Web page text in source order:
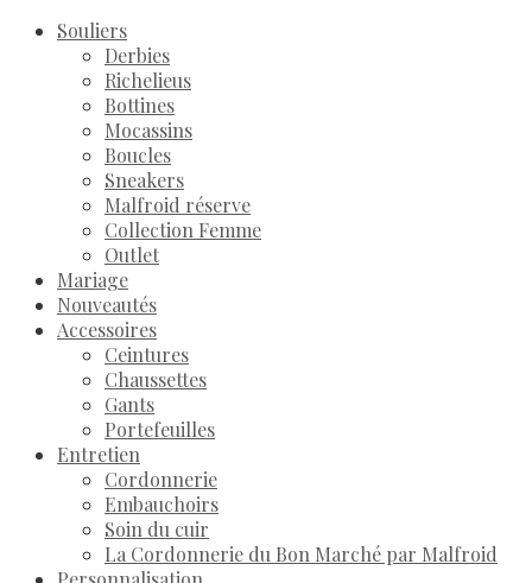
Souliers
Derbies
Richelieus
Bottines
Mocassins
Boucles
Sneakers
Malfroid réserve
Collection Femme
Outlet
Mariage
Nouveautés
Accessoires
Ceintures
Chaussettes
Gants
Portefeuilles
Entretien
Cordonnerie
Embauchoirs
Soin du cuir
La Cordonnerie du Bon Marché par Malfroid